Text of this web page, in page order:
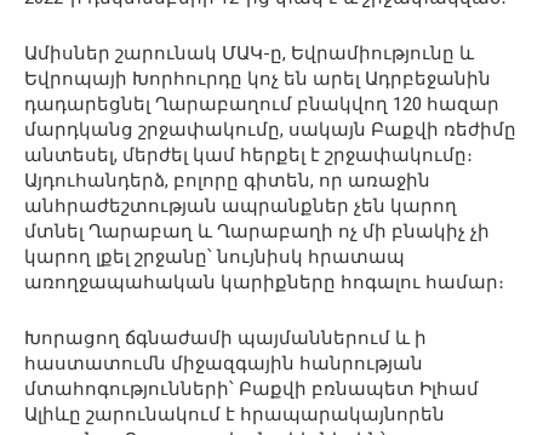
Ամիսներ շարունակ ՄԱԿ-ը, Եվրամիությունը և
Եվրոպայի Խորհուրդը կոչ են արել Ադրբեջանին
դադարեցնել Ղարաբաղում բնակվող 120 հազար
մարդկանց շրջափակումը, սակայն Բաքվի ռեժիմը
անտեսել, մերժել կամ հերքել է շրջափակումը։
Այդուհանդերձ, բոլորը գիտեն, որ առաջին
անհրաժեշտության ապրանքներ չեն կարող
մտնել Ղարաբաղ և Ղարաբաղի ոչ մի բնակիչ չի
կարող լքել շրջանը՝ նույնիսկ հրատապ
առողջապահական կարիքները հոգալու համար։
Խորացող ճգնաժամի պայմաններում և ի
հաստատումն միջազգային հանրության
մտահոգությունների՝ Բաքվի բռնապետ Իլհամ
Ալիևը շարունակում է հրապարակայնորեն